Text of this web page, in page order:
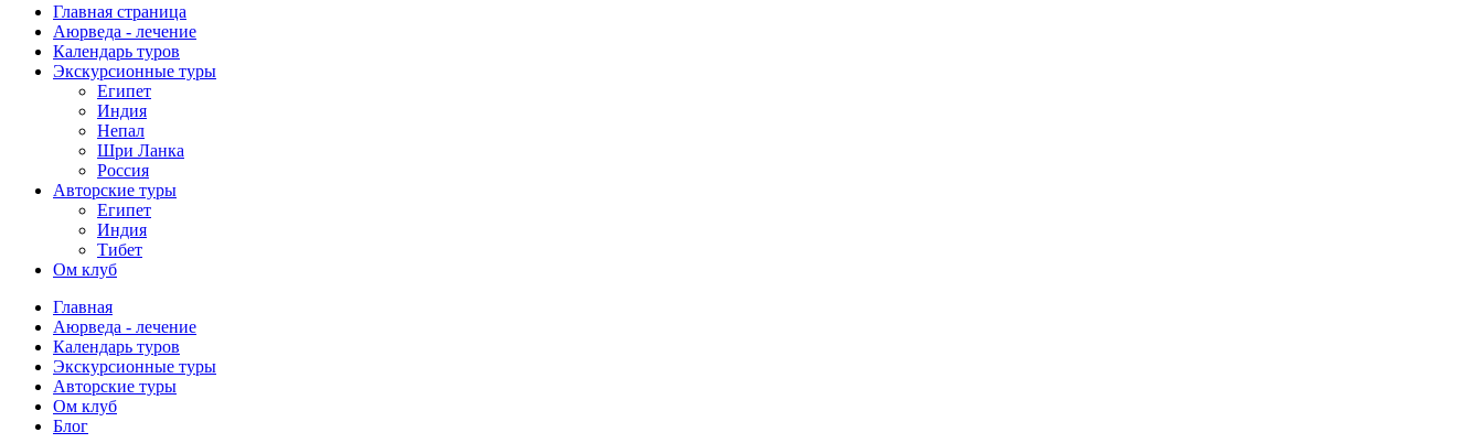
Главная страница
Аюрведа - лечение
Календарь туров
Экскурсионные туры
Египет
Индия
Непал
Шри Ланка
Россия
Авторские туры
Египет
Индия
Тибет
Ом клуб
Главная
Аюрведа - лечение
Календарь туров
Экскурсионные туры
Авторские туры
Ом клуб
Блог